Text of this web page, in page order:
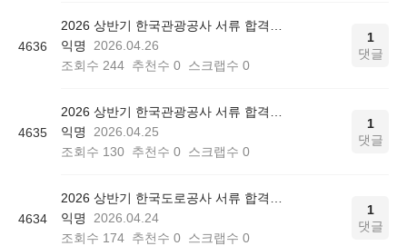
4636
익명
2026.04.26
조회수 244 추천수 0 스크랩수 0
1
댓글
4635
익명
2026.04.25
조회수 130 추천수 0 스크랩수 0
1
댓글
4634
익명
2026.04.24
조회수 174 추천수 0 스크랩수 0
1
댓글